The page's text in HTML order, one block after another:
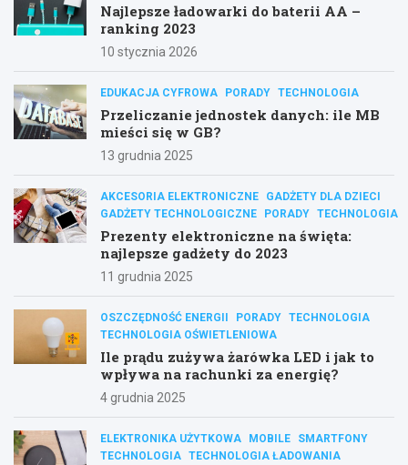
Najlepsze ładowarki do baterii AA –
ranking 2023
10 stycznia 2026
EDUKACJA CYFROWA PORADY TECHNOLOGIA
Przeliczanie jednostek danych: ile MB
mieści się w GB?
13 grudnia 2025
AKCESORIA ELEKTRONICZNE
GADŻETY DLA DZIECI
GADŻETY TECHNOLOGICZNE
PORADY TECHNOLOGIA
Prezenty elektroniczne na święta:
najlepsze gadżety do 2023
11 grudnia 2025
OSZCZĘDNOŚĆ ENERGII PORADY TECHNOLOGIA
TECHNOLOGIA OŚWIETLENIOWA
Ile prądu zużywa żarówka LED i jak to
wpływa na rachunki za energię?
4 grudnia 2025
ELEKTRONIKA UŻYTKOWA MOBILE
SMARTFONY
TECHNOLOGIA TECHNOLOGIA ŁADOWANIA